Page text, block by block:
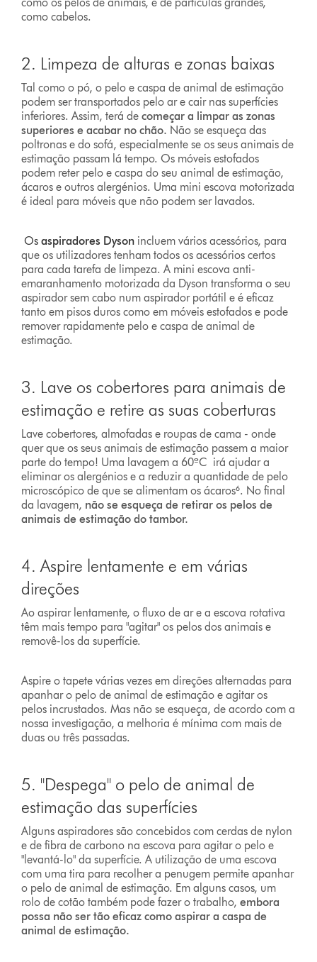
como cabelos.
2. Limpeza de alturas e zonas baixas
Tal como o pó, o pelo e caspa de animal de estimação
podem ser transportados pelo ar e cair nas superfícies
inferiores. Assim, terá decomeçar a limpar as zonas
superiores e acabar no chão. Não se esqueça das
poltronas e do sofá, especialmente se os seus animais de
estimação passam lá tempo. Os móveis estofados
podem reter pelo e caspa do seu animal de estimação,
ácaros e outros alergénios. Uma mini escova motorizada
é ideal para móveis que não podem ser lavados.
Osaspiradores Dyson incluem vários acessórios, para
que os utilizadores tenham todos os acessórios certos
para cada tarefa de limpeza. A mini escova anti-
emaranhamento motorizada da Dyson transforma o seu
aspirador sem cabo num aspirador portátil e é eficaz
tanto em pisos duros como em móveis estofados e pode
remover rapidamente pelo e caspa de animal de
estimação.
3. Lave os cobertores para animais de
estimação e retire as suas coberturas
Lave cobertores, almofadas e roupas de cama - onde
quer que os seus animais de estimação passem a maior
parte do tempo! Uma lavagem a 60ºC irá ajudar a
eliminar os alergénios e a reduzir a quantidade de pelo
microscópico de que se alimentam os ácaros⁶. No final
da lavagem, não se esqueça de retirar os pelos de
animais de estimação do tambor.
4. Aspire lentamente e em várias
direções
Ao aspirar lentamente, o fluxo de ar e a escova rotativa
têm mais tempo para "agitar" os pelos dos animais e
removê-los da superfície.
Aspire o tapete várias vezes em direções alternadas para
apanhar o pelo de animal de estimação e agitar os
pelos incrustados. Mas não se esqueça, de acordo com a
nossa investigação, a melhoria é mínima com mais de
duas ou três passadas.
5. "Despega" o pelo de animal de
estimação das superfícies
Alguns aspiradores são concebidos com cerdas de nylon
e de fibra de carbono na escova para agitar o pelo e
"levantá-lo" da superfície. A utilização de uma escova
com uma tira para recolher a penugem permite apanhar
o pelo de animal de estimação. Em alguns casos, um
rolo de cotão também pode fazer o trabalho,embora
possa não ser tão eficaz como aspirar a caspa de
animal de estimação.